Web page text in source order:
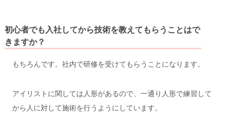
初心者でも入社してから技術を教えてもらうことはで
きますか？
もちろんです。社内で研修を受けてもらうことになります。
アイリストに関しては人形があるので、一通り人形で練習して
から人に対して施術を行うようにしています。